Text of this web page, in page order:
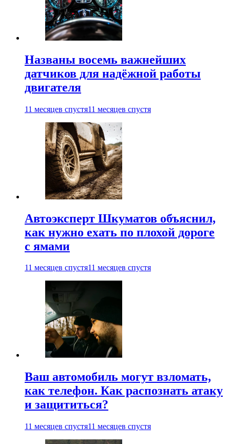
Названы восемь важнейших
датчиков для надёжной работы
двигателя
11 месяцев спустя11 месяцев спустя
Автоэксперт Шкуматов объяснил,
как нужно ехать по плохой дороге
с ямами
11 месяцев спустя11 месяцев спустя
Ваш автомобиль могут взломать,
как телефон. Как распознать атаку
и защититься?
11 месяцев спустя11 месяцев спустя